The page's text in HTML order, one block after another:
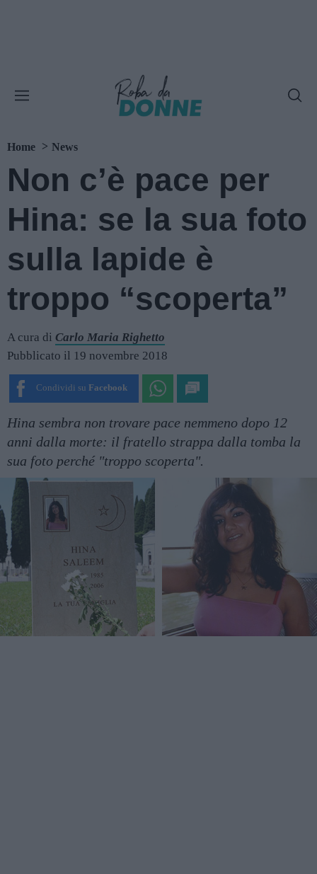
Home News
Non c’è pace per
Hina: se la sua foto
sulla lapide è
troppo “scoperta”
A cura di Carlo Maria Righetto
Pubblicato il 19 novembre 2018
Condividi su Facebook
Hina sembra non trovare pace nemmeno dopo 12
anni dalla morte: il fratello strappa dalla tomba la
sua foto perché "troppo scoperta".